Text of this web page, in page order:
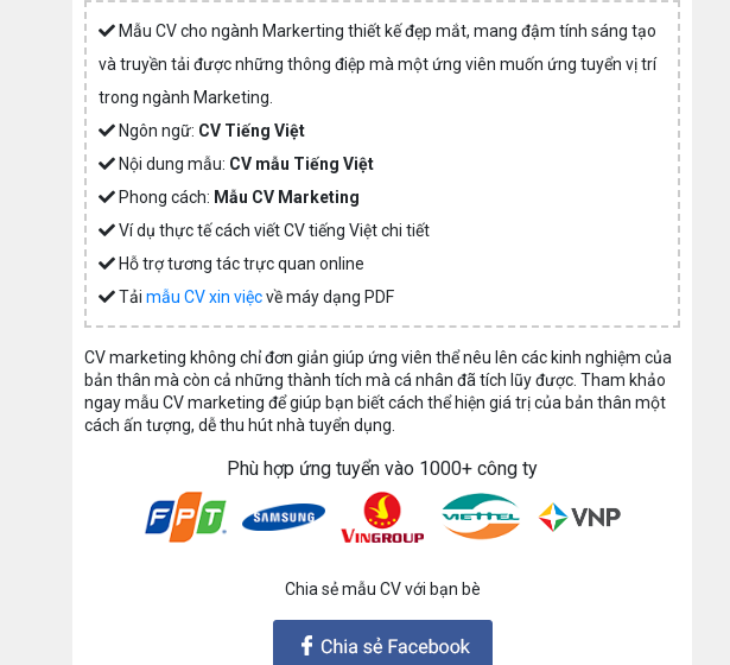
Mẫu CV cho ngành Markerting thiết kế đẹp mắt, mang đậm tính sáng tạo
và truyền tải được những thông điệp mà một ứng viên muốn ứng tuyển vị trí
trong ngành Marketing.
Ngôn ngữ: CV Tiếng Việt
Nội dung mẫu: CV mẫu Tiếng Việt
Phong cách: Mẫu CV Marketing
Ví dụ thực tế cách viết CV tiếng Việt chi tiết
Hỗ trợ tương tác trực quan online
Tảimẫu CV xin việcvề máy dạng PDF
CV marketing không chỉ đơn giản giúp ứng viên thể nêu lên các kinh nghiệm của
bản thân mà còn cả những thành tích mà cá nhân đã tích lũy được. Tham khảo
ngay mẫu CV marketing để giúp bạn biết cách thể hiện giá trị của bản thân một
cách ấn tượng, dễ thu hút nhà tuyển dụng.
Phù hợp ứng tuyển vào 1000+ công ty
Chia sẻ mẫu CV với bạn bè